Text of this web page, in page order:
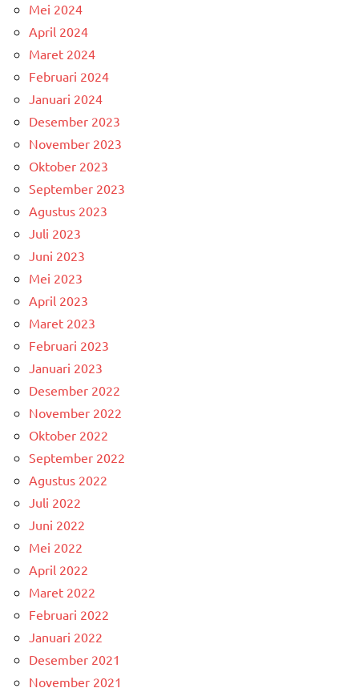
Mei 2024
April 2024
Maret 2024
Februari 2024
Januari 2024
Desember 2023
November 2023
Oktober 2023
September 2023
Agustus 2023
Juli 2023
Juni 2023
Mei 2023
April 2023
Maret 2023
Februari 2023
Januari 2023
Desember 2022
November 2022
Oktober 2022
September 2022
Agustus 2022
Juli 2022
Juni 2022
Mei 2022
April 2022
Maret 2022
Februari 2022
Januari 2022
Desember 2021
November 2021